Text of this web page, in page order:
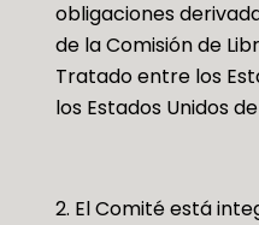
obligaciones
de la Comisión de
Tratado entre los
los Estados Unidos
2. El Comité está